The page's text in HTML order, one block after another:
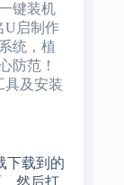
键装机
U启制作
统，植
防范！
具及安装
载到的